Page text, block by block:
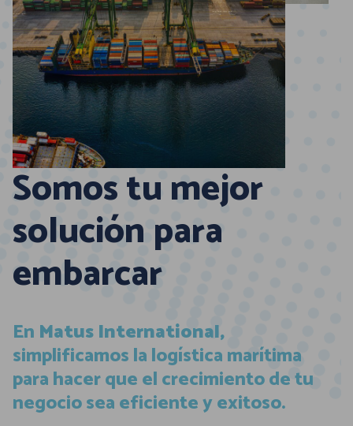
Somos tu mejor
solución para
embarcar
En Matus International,
simplificamos la logística marítima
para hacer que el crecimiento de tu
negocio sea eficiente y exitoso.